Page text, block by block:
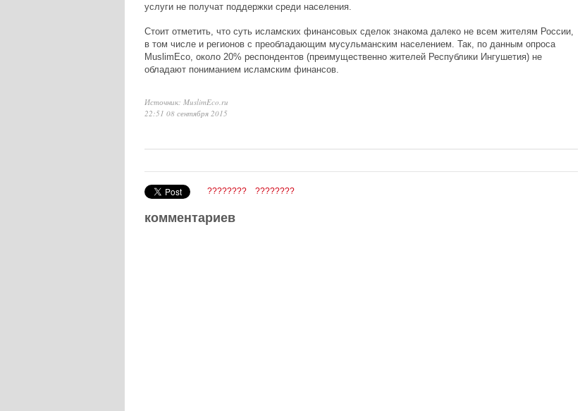
услуги не получат поддержки среди населения.
Стоит отметить, что суть исламских финансовых сделок знакома далеко не всем жителям России,
в том числе и регионов с преобладающим мусульманским населением. Так, по данным опроса
MuslimEco, около 20% респондентов (преимущественно жителей Республики Ингушетия) не
обладают пониманием исламским финансов.
Источник: MuslimEco.ru
22:51 08 сентября 2015
???????? ????????
комментариев